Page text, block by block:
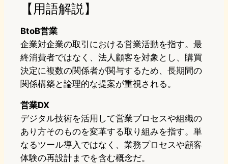
【用語解説】
BtoB営業
企業対企業の取引における営業活動を指す。最
終消費者ではなく、法人顧客を対象とし、購買
決定に複数の関係者が関与するため、長期間の
関係構築と論理的な提案が重視される。
営業DX
デジタル技術を活用して営業プロセスや組織の
あり方そのものを変革する取り組みを指す。単
なるツール導入ではなく、業務プロセスや顧客
体験の再設計までを含む概念だ。